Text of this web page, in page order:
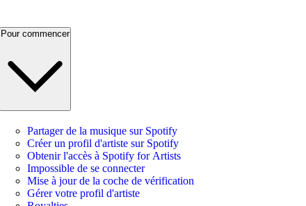
Pour commencer
Partager de la musique sur Spotify
Créer un profil d'artiste sur Spotify
Obtenir l'accès à Spotify for Artists
Impossible de se connecter
Mise à jour de la coche de vérification
Gérer votre profil d'artiste